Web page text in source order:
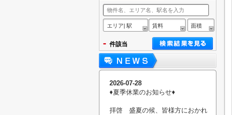
エリア| 駅 賃料 面積
- 件該当
2026-07-28
♦︎夏季休業のお知らせ♦︎
拝啓 盛夏の候、皆様方におかれ